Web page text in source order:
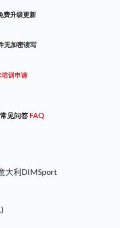
费升级更新
无加密读写
培训申请
见问答 FAQ
大利DIMSport